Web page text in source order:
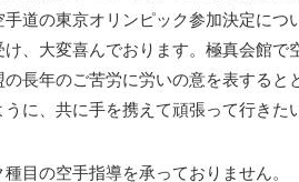
道の東京オリンピック参加決定に
、大変喜んでおります。極真会館
長年のご苦労に労いの意を表する
に、共に手を携えて頑張って行きた
目の空手指導を承っておりません。